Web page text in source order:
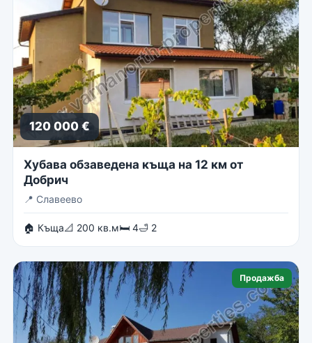
120 000 €
Хубава обзаведена къща на 12 км от
Добрич
📍 Славеево
🏠 Къща📐 200 кв.м🛏 4🛁 2
Продажба